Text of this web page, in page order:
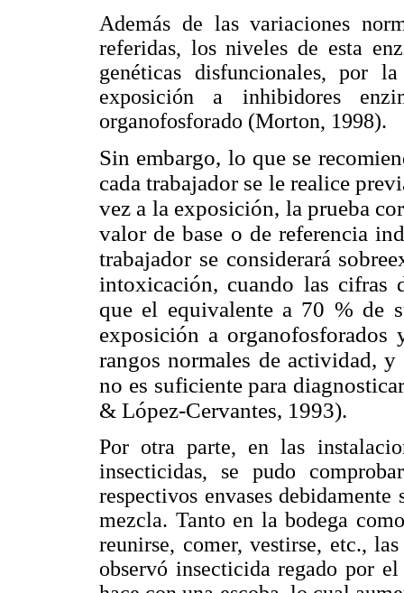
Además de las variaciones
referidas, los niveles de esta
genéticas disfuncionales, por
exposición a inhibidores
organofosforado (Morton, 1998).
Sin embargo, lo que se
cada trabajador se le realice
vez a la exposición, la prueba
valor de base o de referencia
trabajador se considerará
intoxicación, cuando las cifras
que el equivalente a 70 % de
exposición a organofosforados
rangos normales de actividad,
no es suficiente para
& López-Cervantes, 1993).
Por otra parte, en las
insecticidas, se pudo
respectivos envases
mezcla. Tanto en la bodega
reunirse, comer, vestirse, etc.,
observó insecticida regado por